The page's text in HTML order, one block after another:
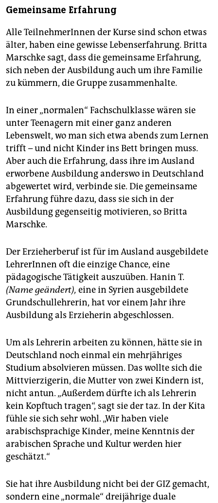
Gemeinsame Erfahrung
Alle TeilnehmerInnen der Kurse sind schon etwas
älter, haben eine gewisse Lebenserfahrung. Britta
Marschke sagt, dass die gemeinsame Erfahrung,
sich neben der Ausbildung auch um ihre Familie
zu kümmern, die Gruppe zusammenhalte.
In einer „normalen“ Fachschulklasse wären sie
unter Teenagern mit einer ganz anderen
Lebenswelt, wo man sich etwa abends zum Lernen
trifft – und nicht Kinder ins Bett bringen muss.
Aber auch die Erfahrung, dass ihre im Ausland
erworbene Ausbildung anderswo in Deutschland
abgewertet wird, verbinde sie. Die gemeinsame
Erfahrung führe dazu, dass sie sich in der
Ausbildung gegenseitig motivieren, so Britta
Marschke.
Der Erzieherberuf ist für im Ausland ausgebildete
LehrerInnen oft die einzige Chance, eine
pädagogische Tätigkeit auszuüben. Hanin T.
(Name geändert), eine in Syrien ausgebildete
Grundschullehrerin, hat vor einem Jahr ihre
Ausbildung als Erzieherin abgeschlossen.
Um als Lehrerin arbeiten zu können, hätte sie in
Deutschland noch einmal ein mehrjähriges
Studium absolvieren müssen. Das wollte sich die
Mittvierzigerin, die Mutter von zwei Kindern ist,
nicht antun. „Außerdem dürfte ich als Lehrerin
kein Kopftuch tragen“, sagt sie der taz. In der Kita
fühle sie sich sehr wohl. „Wir haben viele
arabischsprachige Kinder, meine Kenntnis der
arabischen Sprache und Kultur werden hier
geschätzt.“
Sie hat ihre Ausbildung nicht bei der GIZ gemacht,
sondern eine „normale“ dreijährige duale